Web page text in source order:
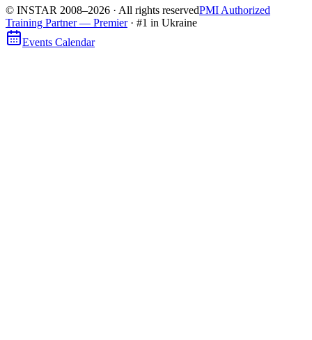
© INSTAR 2008–2026 · All rights reservedPMI Authorized
Training Partner — Premier· #1 in Ukraine
Events Calendar